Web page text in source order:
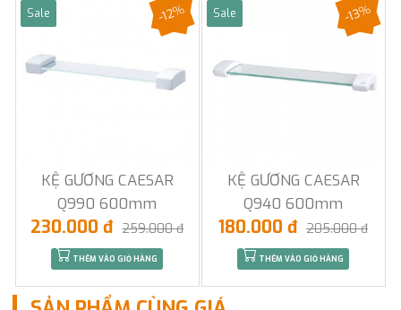
Sale
KỆ GƯƠNG CAESAR
Q990 600mm
-12%
230.000 đ 259.000 đ
THÊM VÀO GIỎ HÀNG
Sale
KỆ GƯƠNG CAESAR
Q940 600mm
-13%
180.000 đ 205.000 đ
THÊM VÀO GIỎ HÀNG